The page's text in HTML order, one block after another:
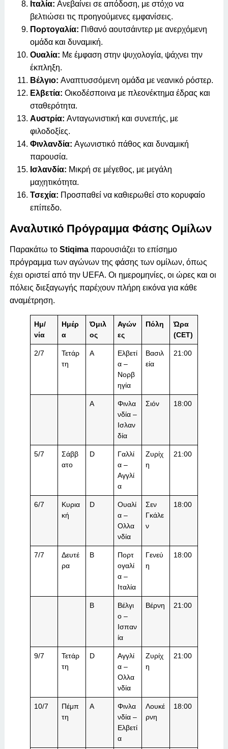
Ιταλία: Ανεβαίνει σε απόδοση, με στόχο να
βελτιώσει τις προηγούμενες εμφανίσεις.
Πορτογαλία: Πιθανό αουτσάιντερ με ανερχόμενη
ομάδα και δυναμική.
Ουαλία: Με έμφαση στην ψυχολογία, ψάχνει την
έκπληξη.
Βέλγιο: Αναπτυσσόμενη ομάδα με νεανικό ρόστερ.
Ελβετία: Οικοδέσποινα με πλεονέκτημα έδρας και
σταθερότητα.
Αυστρία: Ανταγωνιστική και συνεπής, με
φιλοδοξίες.
Φινλανδία: Αγωνιστικό πάθος και δυναμική
παρουσία.
Ισλανδία: Μικρή σε μέγεθος, με μεγάλη
μαχητικότητα.
Τσεχία: Προσπαθεί να καθιερωθεί στο κορυφαίο
επίπεδο.
Αναλυτικό Πρόγραμμα Φάσης Ομίλων
Παρακάτω το Stiqimaπαρουσιάζει το επίσημο
πρόγραμμα των αγώνων της φάσης των ομίλων, όπως
έχει οριστεί από την UEFA. Οι ημερομηνίες, οι ώρες και οι
πόλεις διεξαγωγής παρέχουν πλήρη εικόνα για κάθε
αναμέτρηση.
Ημ/
νία
Ημέρ
α
Όμιλ
ος
Αγών
ες
Πόλη
Ώρα
(CET)
2/7
Τετάρ
τη
A
Ελβετί
α –
Νορβ
ηγία
Βασιλ
εία
21:00
A
Φινλα
νδία –
Ισλαν
δία
Σιόν 18:00
5/7
Σάββ
ατο
D
Γαλλί
α –
Αγγλί
α
Ζυρίχ
η
21:00
6/7
Κυρια
κή
D
Ουαλί
α –
Ολλα
νδία
Σεν
Γκάλε
ν
18:00
7/7
Δευτέ
ρα
B
Πορτ
ογαλί
α –
Ιταλία
Γενεύ
η
18:00
B
Βέλγι
ο –
Ισπαν
ία
Βέρνη 21:00
9/7
Τετάρ
τη
D
Αγγλί
α –
Ολλα
νδία
Ζυρίχ
η
21:00
10/7
Πέμπ
τη
A
Φινλα
νδία –
Ελβετί
α
Λουκέ
ρνη
18:00